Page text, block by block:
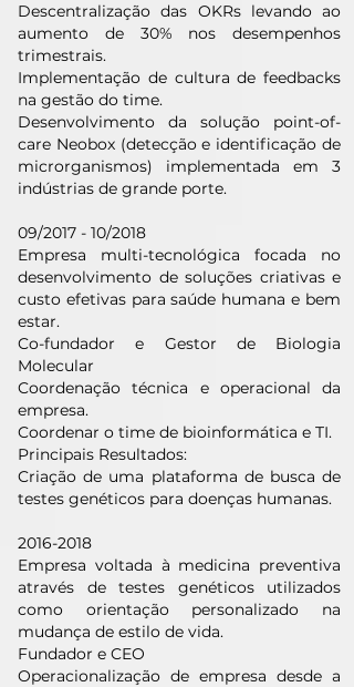
Descentralização das OKRs levando ao
aumento de 30% nos desempenhos
trimestrais.
Implementação de cultura de feedbacks
na gestão do time.
Desenvolvimento da solução point-of-
care Neobox (detecção e identificação de
microrganismos) implementada em 3
indústrias de grande porte.
09/2017 - 10/2018
Empresa multi-tecnológica focada no
desenvolvimento de soluções criativas e
custo efetivas para saúde humana e bem
estar.
Co-fundador e Gestor de Biologia
Molecular
Coordenação técnica e operacional da
empresa.
Coordenar o time de bioinformática e TI.
Principais Resultados:
Criação de uma plataforma de busca de
testes genéticos para doenças humanas.
2016-2018
Empresa voltada à medicina preventiva
através de testes genéticos utilizados
como orientação personalizado na
mudança de estilo de vida.
Fundador e CEO
Operacionalização de empresa desde a